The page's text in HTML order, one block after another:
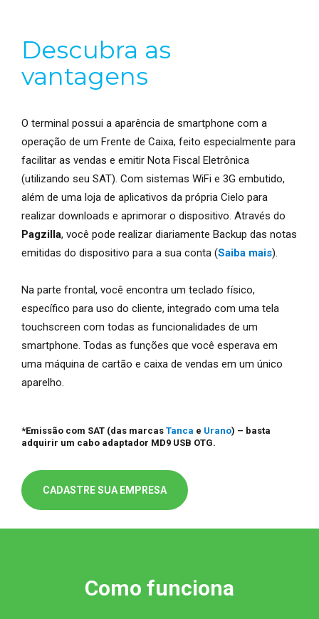
Descubra as
vantagens
O terminal possui a aparência de smartphone com a
operação de um Frente de Caixa, feito especialmente para
facilitar as vendas e emitir Nota Fiscal Eletrônica
(utilizando seu SAT). Com sistemas WiFi e 3G embutido,
além de uma loja de aplicativos da própria Cielo para
realizar downloads e aprimorar o dispositivo. Através do
Pagzilla, você pode realizar diariamente Backup das notas
emitidas do dispositivo para a sua conta (Saiba mais).
Na parte frontal, você encontra um teclado físico,
específico para uso do cliente, integrado com uma tela
touchscreen com todas as funcionalidades de um
smartphone. Todas as funções que você esperava em
uma máquina de cartão e caixa de vendas em um único
aparelho.
*Emissão com SAT (das marcas Tanca e Urano) – basta
adquirir um cabo adaptador MD9 USB OTG.
CADASTRE SUA EMPRESA
Como funciona